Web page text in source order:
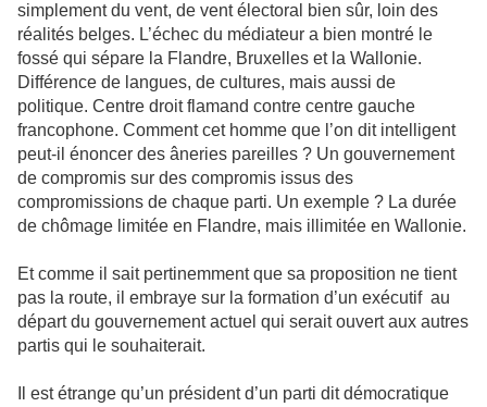
simplement du vent, de vent électoral bien sûr, loin des
réalités belges. L’échec du médiateur a bien montré le
fossé qui sépare la Flandre, Bruxelles et la Wallonie.
Différence de langues, de cultures, mais aussi de
politique. Centre droit flamand contre centre gauche
francophone. Comment cet homme que l’on dit intelligent
peut-il énoncer des âneries pareilles ? Un gouvernement
de compromis sur des compromis issus des
compromissions de chaque parti. Un exemple ? La durée
de chômage limitée en Flandre, mais illimitée en Wallonie.
Et comme il sait pertinemment que sa proposition ne tient
pas la route, il embraye sur la formation d’un exécutif au
départ du gouvernement actuel qui serait ouvert aux autres
partis qui le souhaiterait.
Il est étrange qu’un président d’un parti dit démocratique